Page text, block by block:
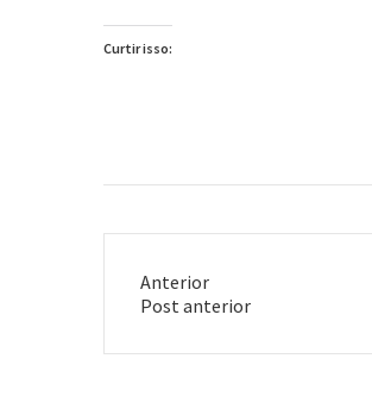
Curtir isso:
Anterior
Post
Post anterior